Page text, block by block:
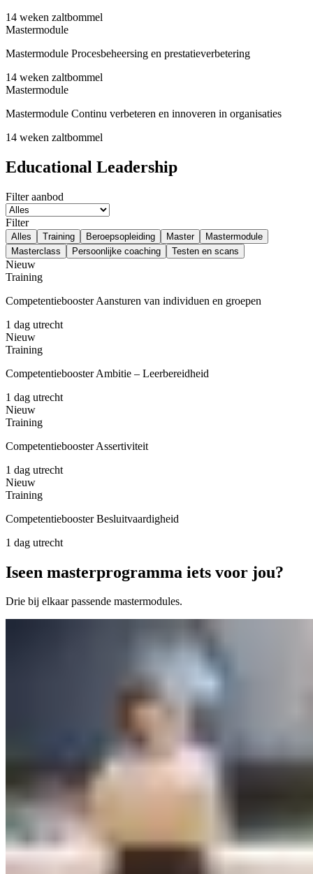
14 weken zaltbommel
Mastermodule
Mastermodule Procesbeheersing en prestatieverbetering
14 weken zaltbommel
Mastermodule
Mastermodule Continu verbeteren en innoveren in organisaties
14 weken zaltbommel
Educational Leadership
Filter aanbod
Filter
Alles Training Beroepsopleiding Master
Mastermodule
Masterclass
Persoonlijke coaching Testen en scans
Nieuw
Training
Competentiebooster Aansturen van individuen en groepen
1 dag utrecht
Nieuw
Training
Competentiebooster Ambitie – Leerbereidheid
1 dag utrecht
Nieuw
Training
Competentiebooster Assertiviteit
1 dag utrecht
Nieuw
Training
Competentiebooster Besluitvaardigheid
1 dag utrecht
Iseen masterprogramma iets voor jou?
Drie bij elkaar passende mastermodules.